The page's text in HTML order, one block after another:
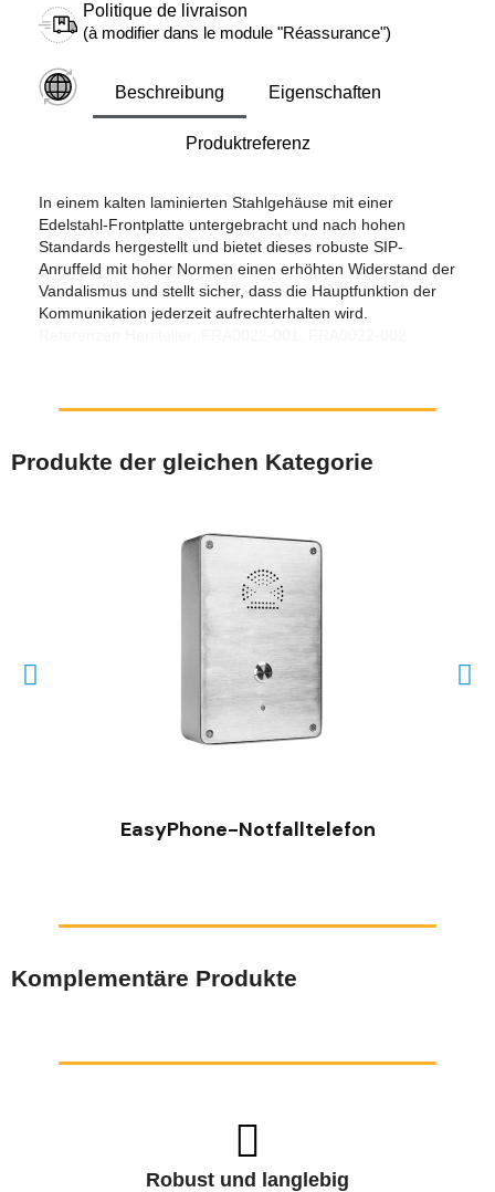
Politique de livraison
(à modifier dans le module "Réassurance")
Beschreibung Eigenschaften
Produktreferenz
In einem kalten laminierten Stahlgehäuse mit einer
Edelstahl-Frontplatte untergebracht und nach hohen
Standards hergestellt und bietet dieses robuste SIP-
Anruffeld mit hoher Normen einen erhöhten Widerstand der
Vandalismus und stellt sicher, dass die Hauptfunktion der
Kommunikation jederzeit aufrechterhalten wird.
Produkte der gleichen Kategorie
EasyPhone-Notfalltelefon
Komplementäre Produkte
Robust und langlebig